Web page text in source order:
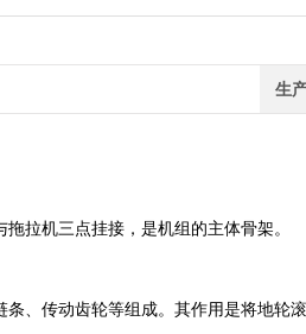
生
机三点挂接，是机组的主体骨架。
传动齿轮等组成。其作用是将地轮滚